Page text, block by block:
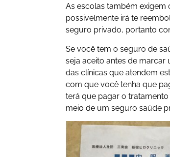
As escolas também
possivelmente irá te
seguro privado, portanto
Se você tem o seguro de
seja aceito antes de
das clínicas que atendem
com que você tenha que
terá que pagar o
meio de um seguro saúde